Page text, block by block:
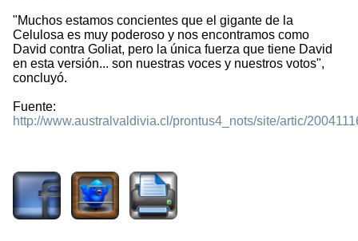
"Muchos estamos concientes que el gigante de la
Celulosa es muy poderoso y nos encontramos como
David contra Goliat, pero la única fuerza que tiene David
en esta versión... son nuestras voces y nuestros votos",
concluyó.
Fuente:
http://www.australvaldivia.cl/prontus4_nots/site/artic/